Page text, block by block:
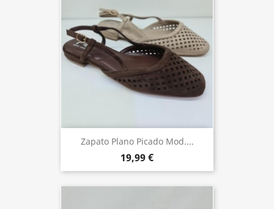
Zapato Plano Picado Mod....
19,99 €